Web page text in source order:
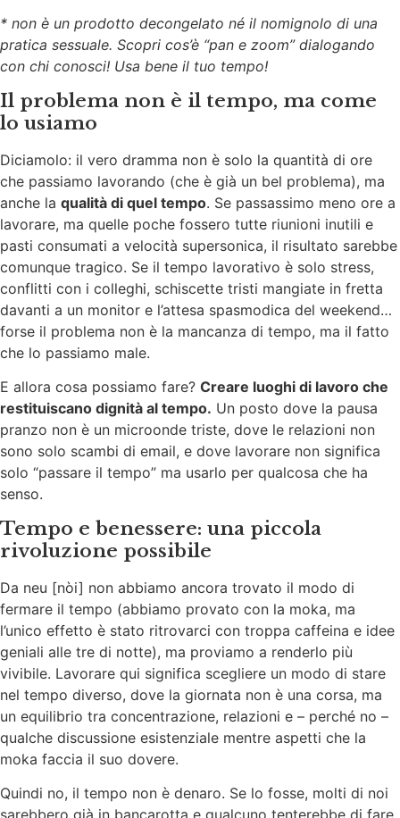
* non è un prodotto decongelato né il nomignolo di una
pratica sessuale. Scopri cos’è “pan e zoom” dialogando
con chi conosci! Usa bene il tuo tempo!
Il problema non è il tempo, ma come
lo usiamo
Diciamolo: il vero dramma non è solo la quantità di ore
che passiamo lavorando (che è già un bel problema), ma
anche la qualità di quel tempo. Se passassimo meno ore a
lavorare, ma quelle poche fossero tutte riunioni inutili e
pasti consumati a velocità supersonica, il risultato sarebbe
comunque tragico. Se il tempo lavorativo è solo stress,
conflitti con i colleghi, schiscette tristi mangiate in fretta
davanti a un monitor e l’attesa spasmodica del weekend…
forse il problema non è la mancanza di tempo, ma il fatto
che lo passiamo male.
E allora cosa possiamo fare? Creare luoghi di lavoro che
restituiscano dignità al tempo. Un posto dove la pausa
pranzo non è un microonde triste, dove le relazioni non
sono solo scambi di email, e dove lavorare non significa
solo “passare il tempo” ma usarlo per qualcosa che ha
senso.
Tempo e benessere: una piccola
rivoluzione possibile
Da neu [nòi] non abbiamo ancora trovato il modo di
fermare il tempo (abbiamo provato con la moka, ma
l’unico effetto è stato ritrovarci con troppa caffeina e idee
geniali alle tre di notte), ma proviamo a renderlo più
vivibile. Lavorare qui significa scegliere un modo di stare
nel tempo diverso, dove la giornata non è una corsa, ma
un equilibrio tra concentrazione, relazioni e – perché no –
qualche discussione esistenziale mentre aspetti che la
moka faccia il suo dovere.
Quindi no, il tempo non è denaro. Se lo fosse, molti di noi
sarebbero già in bancarotta e qualcuno tenterebbe di fare